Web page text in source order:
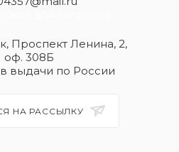
Проспект Ленина, 2,
оф. 308Б
выдачи по России
НА РАССЫЛКУ